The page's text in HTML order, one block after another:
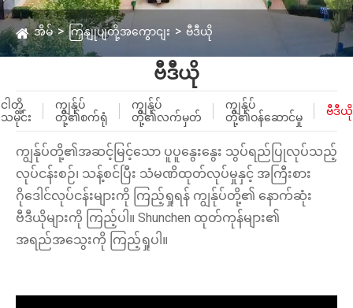
အိမ် ကြှနျုပျတို့အကွောငျး ဗီဒီယို
ဗီဒီယို
ငါတို့
သမိုင်း
ကျွန်ုပ်
တို့၏စက်ရုံ
ကျွန်ုပ်
တို့၏လက်မှတ်
ကျွန်ုပ်
တို့၏ဝန်ဆောင်မှု
ဗီဒီယို
ကျွန်ုပ်တို့၏အဆင့်မြင့်သော ပူပူနွေးနွေး သွပ်ရည်ပြုလုပ်သည့်
လုပ်ငန်းစဉ်၊ သန့်စင်ပြီး သံမဏိထုတ်လုပ်မှုနှင့် အကြီးစား
ဂိုဒေါင်လုပ်ငန်းများကို ကြည့်ရှုရန် ကျွန်ုပ်တို့၏ နောက်ဆုံး
ဗီဒီယိုများကို ကြည့်ပါ။ Shunchen ထုတ်ကုန်များ၏
အရည်အသွေးကို ကြည့်ရှုပါ။